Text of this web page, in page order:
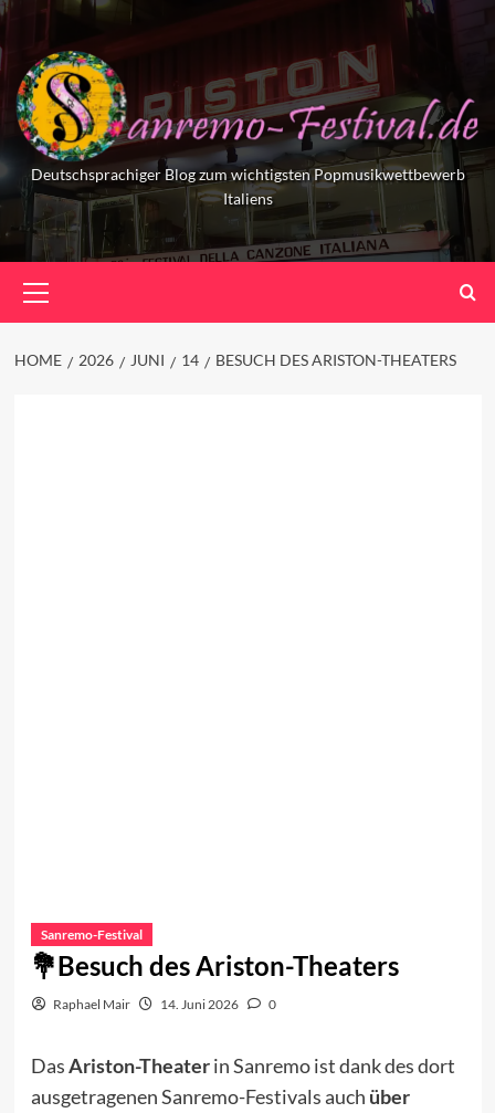
Skip
to
content
Deutschsprachiger Blog zum wichtigsten Popmusikwettbewerb
Italiens
Menu
HOME 2026 JUNI 14 BESUCH DES ARISTON-THEATERS
Sanremo-Festival
Besuch des Ariston-Theaters
Raphael Mair 14. Juni 2026 0
DasAriston-Theaterin Sanremo ist dank des dort
ausgetragenen Sanremo-Festivals auch über